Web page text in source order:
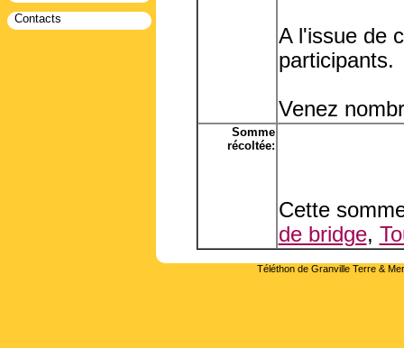
Contacts
A l'issue de
participants.
Venez
Somme
récoltée:
Cette
de bridge,
Téléthon de Granville Terre &